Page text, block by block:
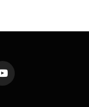
YouTube